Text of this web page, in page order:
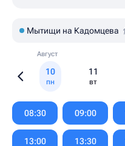
Мытищи на Кадомцева
Август
10
пн
11
вт
of
08:30 09:00
13:00 13:30